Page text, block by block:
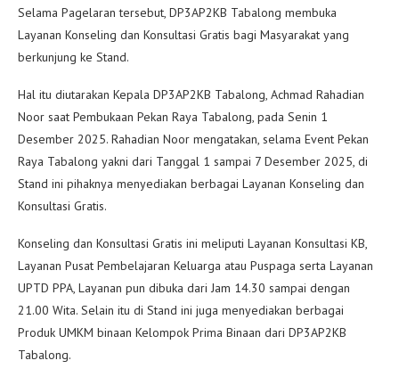
Selama Pagelaran tersebut, DP3AP2KB Tabalong membuka
Layanan Konseling dan Konsultasi Gratis bagi Masyarakat yang
berkunjung ke Stand.
Hal itu diutarakan Kepala DP3AP2KB Tabalong, Achmad Rahadian
Noor saat Pembukaan Pekan Raya Tabalong, pada Senin 1
Desember 2025. Rahadian Noor mengatakan, selama Event Pekan
Raya Tabalong yakni dari Tanggal 1 sampai 7 Desember 2025, di
Stand ini pihaknya menyediakan berbagai Layanan Konseling dan
Konsultasi Gratis.
Konseling dan Konsultasi Gratis ini meliputi Layanan Konsultasi KB,
Layanan Pusat Pembelajaran Keluarga atau Puspaga serta Layanan
UPTD PPA, Layanan pun dibuka dari Jam 14.30 sampai dengan
21.00 Wita. Selain itu di Stand ini juga menyediakan berbagai
Produk UMKM binaan Kelompok Prima Binaan dari DP3AP2KB
Tabalong.